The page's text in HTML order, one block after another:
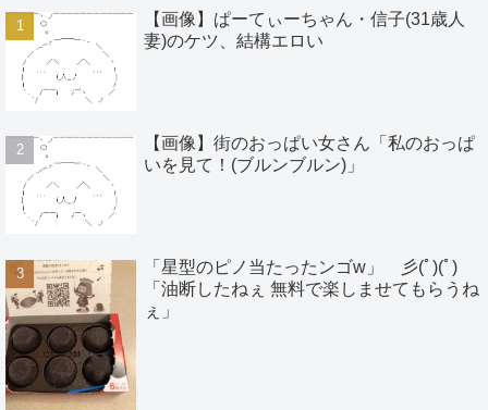
【画像】ぱーてぃーちゃん・信子(31歳人
妻)のケツ、結構エロい
【画像】街のおっぱい女さん「私のおっぱ
いを見て！(ブルンブルン)」
「星型のピノ当たったンゴw」 彡(ﾟ)(ﾟ)
「油断したねぇ 無料で楽しませてもらうね
ぇ」